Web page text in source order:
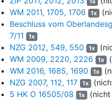
Mrd. ausgehe. Unklar seien die
Dauer der Detailplanungsphase
Wachstumsraten sowie den
Vergleich zum Tauschangebot
müsse, ob die Rückstellungen
vorhanden gewesen und
Auflösung umgesetzt worden
b. Die Planung selbst müsse in
werden, weil diesen die
WM 2011, 1705, 1706
1x
Beschluss vom
7/11
1x
NZG 2012, 549, 550 1x
WM 2009, 2220, 2226
1x
WM 2016, 1685, 1690
1x
NZG 2007, 112, 117
1x
5 HK O 16505/08
1x (nicht